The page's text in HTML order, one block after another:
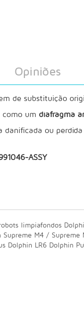
Opiniões
de substituição
como um diafragma
danificada ou
ASSY
limpiafondos
M4 /
Dolphin LR6 Dolphin